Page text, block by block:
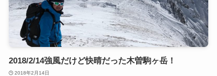
2018/2/14強風だけど快晴だった木曽駒ヶ岳！
2018年2月14日